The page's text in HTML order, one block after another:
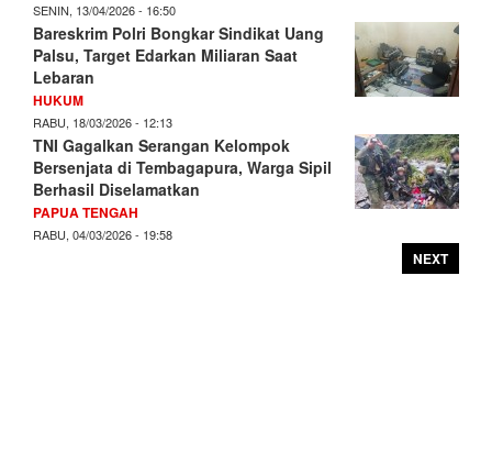
SENIN, 13/04/2026 - 16:50
Bareskrim Polri Bongkar Sindikat Uang
Palsu, Target Edarkan Miliaran Saat
Lebaran
HUKUM
RABU, 18/03/2026 - 12:13
TNI Gagalkan Serangan Kelompok
Bersenjata di Tembagapura, Warga Sipil
Berhasil Diselamatkan
PAPUA TENGAH
RABU, 04/03/2026 - 19:58
NEXT